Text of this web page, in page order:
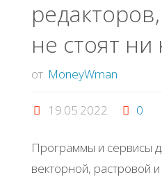
не стоят ни
от MoneyWman
19.05.2022 0
Программы и сервисы
векторной, растровой